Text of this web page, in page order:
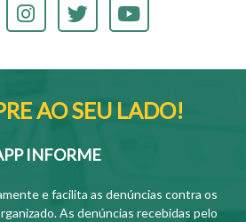
AO SEU LADO!
INFORME
e facilita as denúncias contra os
As denúncias recebidas pelo